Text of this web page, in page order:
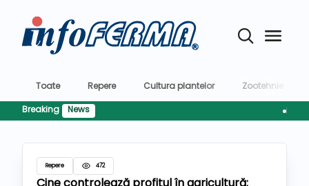
Toate Repere Cultura plantelor
Zootehnie
Breaking
News MMAP
Repere 472